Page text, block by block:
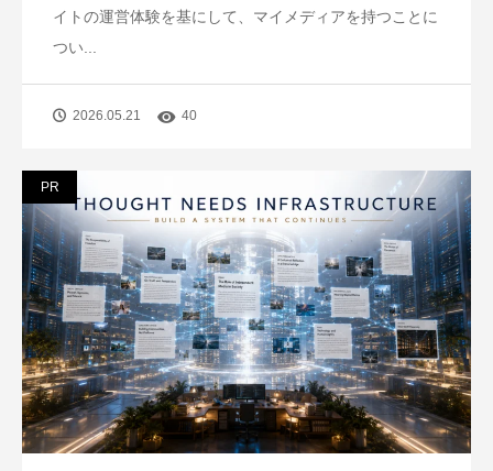
イトの運営体験を基にして、マイメディアを持つことに
つい...
2026.05.21 40
PR